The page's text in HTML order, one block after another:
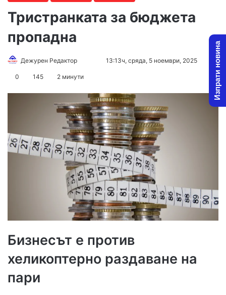
Тристранката за бюджета
пропадна
Дежурен Редактор
Send13:13ч, сряда, 5 ноември, 2025
0 145 2 минути
Бизнесът е против
хеликоптерно раздаване на
пари
Изпрати новина